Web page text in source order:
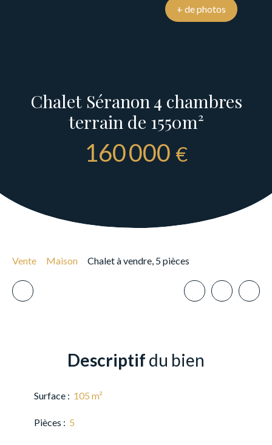
+ de photos
Chalet Séranon 4 chambres
terrain de 1550m²
160 000 €
Vente Maison Chalet à vendre, 5 pièces
Descriptif du bien
Surface : 105 m²
Pièces : 5